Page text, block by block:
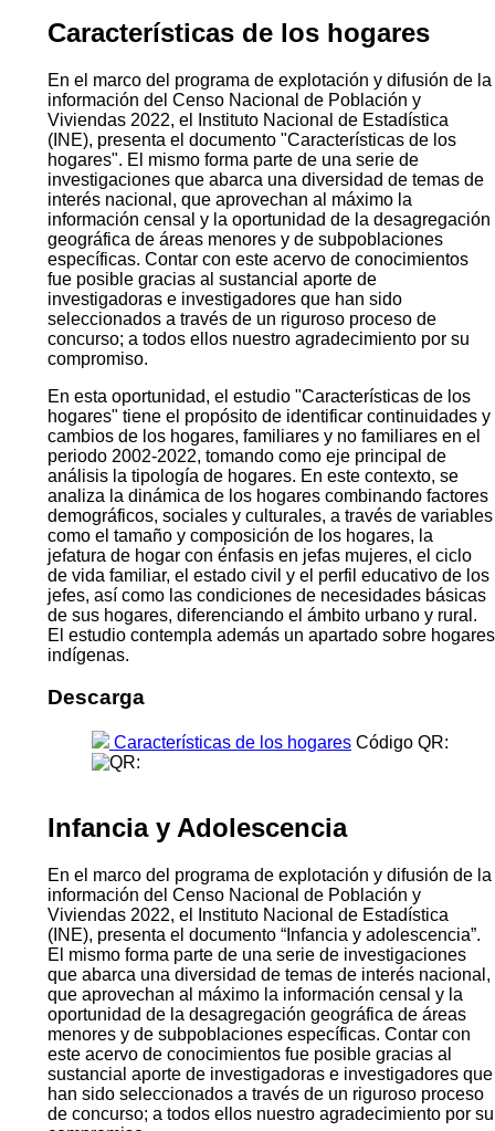
Características de los hogares
En el marco del programa de explotación y difusión de la
información del Censo Nacional de Población y
Viviendas 2022, el Instituto Nacional de Estadística
(INE), presenta el documento "Características de los
hogares". El mismo forma parte de una serie de
investigaciones que abarca una diversidad de temas de
interés nacional, que aprovechan al máximo la
información censal y la oportunidad de la desagregación
geográfica de áreas menores y de subpoblaciones
específicas. Contar con este acervo de conocimientos
fue posible gracias al sustancial aporte de
investigadoras e investigadores que han sido
seleccionados a través de un riguroso proceso de
concurso; a todos ellos nuestro agradecimiento por su
compromiso.
En esta oportunidad, el estudio "Características de los
hogares" tiene el propósito de identificar continuidades y
cambios de los hogares, familiares y no familiares en el
periodo 2002-2022, tomando como eje principal de
análisis la tipología de hogares. En este contexto, se
analiza la dinámica de los hogares combinando factores
demográficos, sociales y culturales, a través de variables
como el tamaño y composición de los hogares, la
jefatura de hogar con énfasis en jefas mujeres, el ciclo
de vida familiar, el estado civil y el perfil educativo de los
jefes, así como las condiciones de necesidades básicas
de sus hogares, diferenciando el ámbito urbano y rural.
El estudio contempla además un apartado sobre hogares
indígenas.
Descarga
Características de los hogares Código QR:
Infancia y Adolescencia
En el marco del programa de explotación y difusión de la
información del Censo Nacional de Población y
Viviendas 2022, el Instituto Nacional de Estadística
(INE), presenta el documento “Infancia y adolescencia”.
El mismo forma parte de una serie de investigaciones
que abarca una diversidad de temas de interés nacional,
que aprovechan al máximo la información censal y la
oportunidad de la desagregación geográfica de áreas
menores y de subpoblaciones específicas. Contar con
este acervo de conocimientos fue posible gracias al
sustancial aporte de investigadoras e investigadores que
han sido seleccionados a través de un riguroso proceso
de concurso; a todos ellos nuestro agradecimiento por su